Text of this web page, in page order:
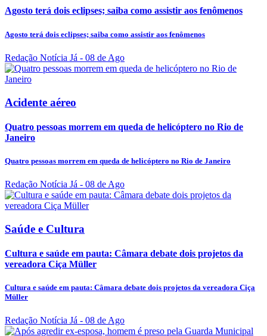
Agosto terá dois eclipses; saiba como assistir aos fenômenos
Agosto terá dois eclipses; saiba como assistir aos fenômenos
Redação Notícia Já - 08 de Ago
Acidente aéreo
Quatro pessoas morrem em queda de helicóptero no Rio de
Janeiro
Quatro pessoas morrem em queda de helicóptero no Rio de Janeiro
Redação Notícia Já - 08 de Ago
Saúde e Cultura
Cultura e saúde em pauta: Câmara debate dois projetos da
vereadora Ciça Müller
Cultura e saúde em pauta: Câmara debate dois projetos da vereadora Ciça
Müller
Redação Notícia Já - 08 de Ago